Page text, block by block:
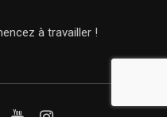
à travailler !